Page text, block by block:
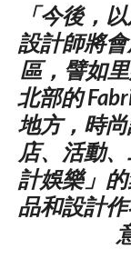
「今後，
設計師將
區，譬如
北部的
地方，時
店、活動
計娛樂」
品和設計